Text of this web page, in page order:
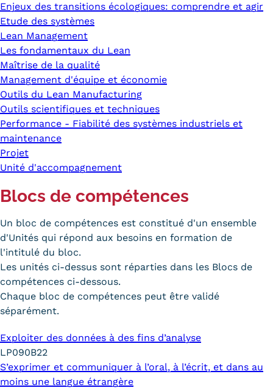
Enjeux des transitions écologiques: comprendre et agir
Etude des systèmes
Lean Management
Les fondamentaux du Lean
Maîtrise de la qualité
Management d'équipe et économie
Outils du Lean Manufacturing
Outils scientifiques et techniques
Performance - Fiabilité des systèmes industriels et
maintenance
Projet
Unité d'accompagnement
Blocs de compétences
Un bloc de compétences est constitué d'un ensemble
d'Unités qui répond aux besoins en formation de
l'intitulé du bloc.
Les unités ci-dessus sont réparties dans les Blocs de
compétences ci-dessous.
Chaque bloc de compétences peut être validé
séparément.
Exploiter des données à des fins d’analyse
LP090B22
S’exprimer et communiquer à l’oral, à l’écrit, et dans au
moins une langue étrangère